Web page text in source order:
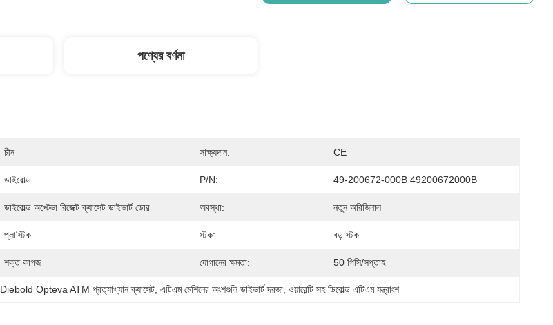
পণ্যের বর্ণনা
চীন সাক্ষ্যদান: CE
ডাইবোল্ড P/N: 49-200672-000B 49200672000B
ডাইবোল্ড অপ্টেভা রিজেক্ট ক্যাসেট ডাইভার্ট ডোর অবস্থা: নতুন অরিজিনাল
প্লাস্টিক স্টক: বড় স্টক
শক্ত কাগজ যোগানের ক্ষমতা: 50 পিসি/সপ্তাহ
Diebold Opteva ATM প্রত্যাখ্যান ক্যাসেট , এটিএম মেশিনের অংশগুলি ডাইভার্ট দরজা , ওয়ারেন্টি সহ ডিবোল্ড এটিএম যন্ত্রাংশ